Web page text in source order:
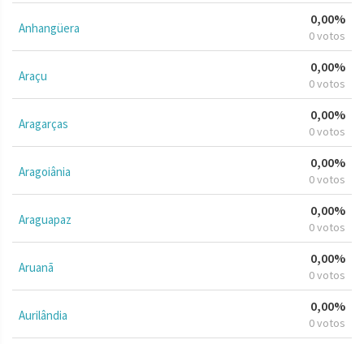
Anhangüera
0,00%
0 votos
Araçu
0,00%
0 votos
Aragarças
0,00%
0 votos
Aragoiânia
0,00%
0 votos
Araguapaz
0,00%
0 votos
Aruanã
0,00%
0 votos
Aurilândia
0,00%
0 votos